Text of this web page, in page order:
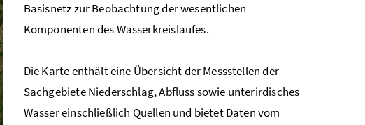
Basisnetz zur Beobachtung der wesentlichen
Komponenten des Wasserkreislaufes.
Die Karte enthält eine Übersicht der Messstellen der
Sachgebiete Niederschlag, Abfluss sowie unterirdisches
Wasser einschließlich Quellen und bietet Daten vom